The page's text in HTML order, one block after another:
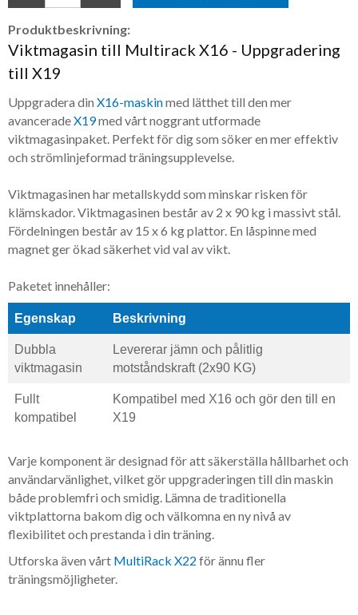
Produktbeskrivning:
Viktmagasin till Multirack X16 - Uppgradering
till X19
Uppgradera din X16-maskinmed lätthet till den mer
avanceradeX19med vårt noggrant utformade
viktmagasinpaket. Perfekt för dig som söker en mer effektiv
och strömlinjeformad träningsupplevelse.
Viktmagasinen har metallskydd som minskar risken för
klämskador. Viktmagasinen består av 2 x 90 kg i massivt stål.
Fördelningen består av 15 x 6 kg plattor. En låspinne med
magnet ger ökad säkerhet vid val av vikt.
Paketet innehåller:
Egenskap Beskrivning
Dubbla
viktmagasin
Levererar jämn och pålitlig
motståndskraft (2x90 KG)
Fullt
kompatibel
Kompatibel med X16 och gör den till en
X19
Varje komponent är designad för att säkerställa hållbarhet och
användarvänlighet, vilket gör uppgraderingen till din maskin
både problemfri och smidig. Lämna de traditionella
viktplattorna bakom dig och välkomna en ny nivå av
flexibilitet och prestanda i din träning.
Utforska även vårt MultiRack X22 för ännu fler
träningsmöjligheter.